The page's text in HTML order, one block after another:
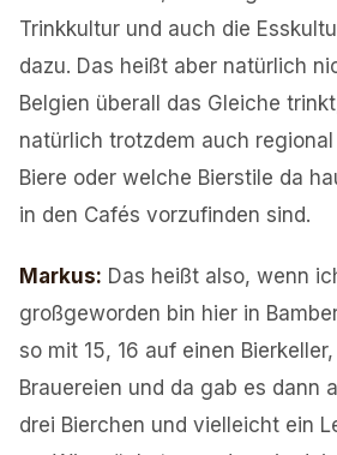
Trinkkultur und auch die
dazu. Das heißt aber natürlich
Belgien überall das Gleiche
natürlich trotzdem auch
Biere oder welche Bierstile da
in den Cafés vorzufinden sind.
Markus: Das heißt also, wenn
großgeworden bin hier in
so mit 15, 16 auf einen
Brauereien und da gab es dann
drei Bierchen und vielleicht ein